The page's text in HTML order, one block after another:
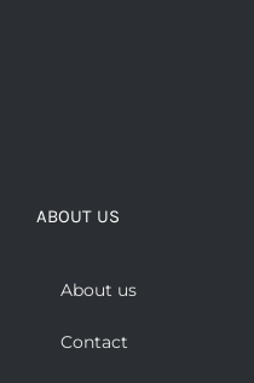
ABOUT US
About us
Contact